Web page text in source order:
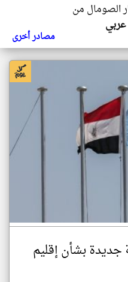
الصومال من
مصادر أخرى
بشأن إقليم